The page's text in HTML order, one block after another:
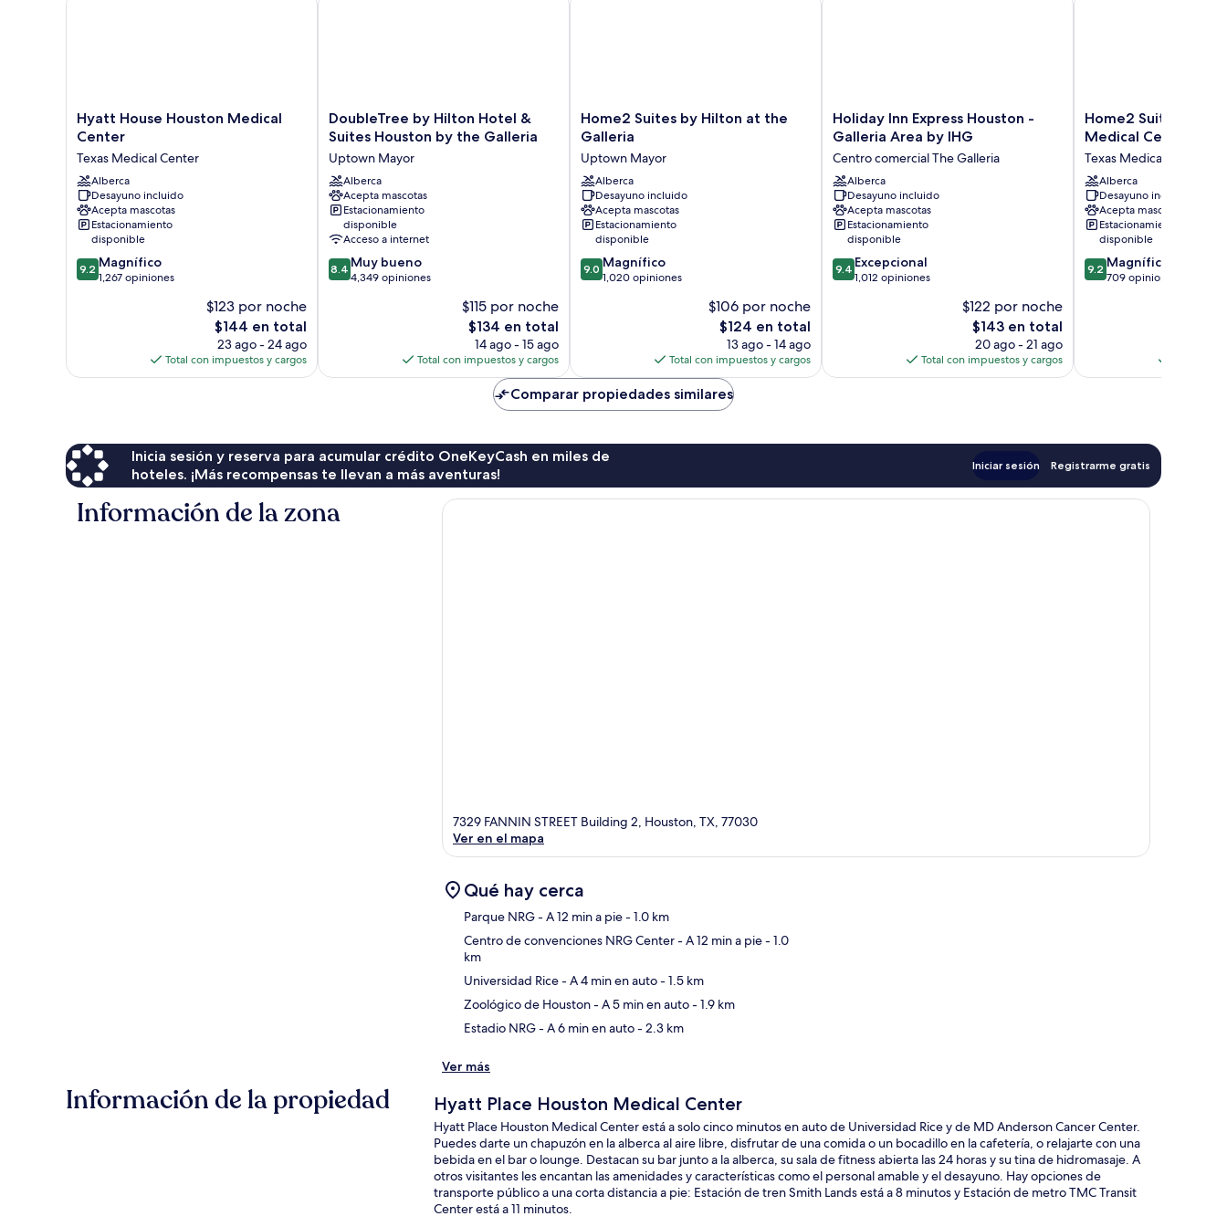
Hyatt
House
Medical
Center
Texas
Medical
Center
Hyatt House Houston Medical
Center
Texas Medical Center
Alberca
Desayuno incluido
Acepta mascotas
Estacionamiento
disponible
9.2
de
9.2 Magnífico
1,267 opiniones
$123 por noche
El
precio
actual
es
$144 en total
23 ago - 24 ago
Total con impuestos y cargos
DoubleTree
by
Hotel
&
Suites
Houston
by
the
Galleria
Uptown
DoubleTree by Hilton Hotel &
Suites Houston by the Galleria
Uptown Mayor
Alberca
Acepta mascotas
Estacionamiento
disponible
Acceso a internet
8.4
de
8.4 Muy bueno
4,349 opiniones
$115 por noche
El
precio
actual
es
$134 en total
14 ago - 15 ago
Total con impuestos y cargos
Home2
Suites
Hilton
at
the
Galleria
Uptown
Mayor
Home2 Suites by Hilton at the
Galleria
Uptown Mayor
Alberca
Desayuno incluido
Acepta mascotas
Estacionamiento
disponible
9.0
de
9.0 Magnífico
1,020 opiniones
$106 por noche
El
precio
actual
es
de
$124
$124 en total
13 ago - 14 ago
Total con impuestos y cargos
Holiday
Inn
Houston
-
Galleria
Area
by
IHG
Centro
comercial
Holiday Inn Express Houston -
Galleria Area by IHG
Centro comercial The Galleria
Alberca
Desayuno incluido
Acepta mascotas
Estacionamiento
disponible
9.4
de
9.4 Excepcional
1,012 opiniones
$122 por noche
El
precio
actual
es
$143 en total
20 ago - 21 ago
Total con impuestos y cargos
Home2
Suites
Hilton
Houston
Medical
Center,
TX
Texas
Medical
Center
Home2 Suites by
Medical Center, TX
Texas Medical Center
Alberca
Desayuno incluido
Acepta mascotas
Estacionamiento
disponible
9.2
de
9.2 Magnífico
709 opiniones
Comparar propiedades similares
Inicia sesión y reserva para acumular crédito OneKeyCash en miles de
hoteles. ¡Más recompensas te llevan a más aventuras!
Iniciar sesión Registrarme gratis
Información de la zona
7329 FANNIN STREET Building 2, Houston, TX, 77030
Ver en el mapa
Qué hay cerca
Parque NRG- A 12 min a pie- 1.0 km
Centro de convenciones NRG Center- A 12 min a pie- 1.0
km
Universidad Rice- A 4 min en auto- 1.5 km
Zoológico de Houston- A 5 min en auto- 1.9 km
Estadio NRG- A 6 min en auto- 2.3 km
Ver más
Información de la propiedad Hyatt Place Houston Medical Center
Hyatt Place Houston Medical Center está a solo cinco minutos en auto de Universidad Rice y de MD Anderson Cancer Center.
Puedes darte un chapuzón en la alberca al aire libre, disfrutar de una comida o un bocadillo en la cafetería, o relajarte con una
bebida en el bar o lounge. Destacan su bar junto a la alberca, su sala de fitness abierta las 24 horas y su tina de hidromasaje. A
otros visitantes les encantan las amenidades y características como el personal amable y el desayuno. Hay opciones de
transporte público a una corta distancia a pie: Estación de tren Smith Lands está a 8 minutos y Estación de metro TMC Transit
Center está a 11 minutos.